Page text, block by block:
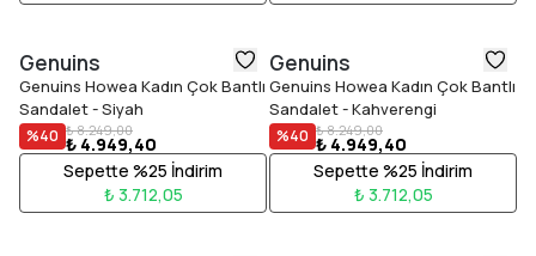
Genuins
Genuins Howea Kadın Çok Bantlı
Sandalet - Siyah
%40 ₺ 8.249,00
₺ 4.949,40
Sepette %25 İndirim
₺ 3.712,05
Genuins
Genuins Howea Kadın Çok Bantlı
Sandalet - Kahverengi
%40 ₺ 8.249,00
₺ 4.949,40
Sepette %25 İndirim
₺ 3.712,05